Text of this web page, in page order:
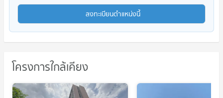
ลงทะเบียนตำแหน่งนี้
โครงการใกล้เคียง